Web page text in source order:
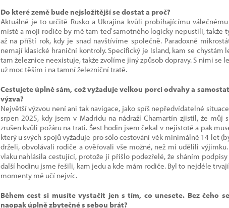
Do které země bude nejsložitější se dostat a proč?
Aktuálně je to určitě Rusko a Ukrajina kvůli probíhajícímu
místě a moji rodiče by mě tam teď samotného logicky nepustili, takže
až na příští rok, kdy je snad navštívíme společně. Paradoxně
nemají klasické hraniční kontroly. Specifický je Island, kam se chystám
tam železnice neexistuje, takže zvolíme jiný způsob dopravy. S nimi se
už moc těším i na tamní železniční tratě.
Cestujete úplně sám, což vyžaduje velkou porci odvahy a
výzva?
Největší výzvou není ani tak navigace, jako spíš nepředvídatelné
srpen 2025, kdy jsem v Madridu na nádraží Chamartín zjistil, že můj
zrušen kvůli požáru na trati. Šest hodin jsem čekal v nejistotě a pak
který u svých spojů vyžaduje pro sólo cestování věk minimálně 14 let
drželi, obvolávali rodiče a ověřovali vše možné, než mi udělili
vlaku nahlásila cestující, protože jí přišlo podezřelé, že sháním
další hodinu jsme řešili, kam jedu a kde mám rodiče. Byl to nejdéle
momenty mě učí nejvíc.
Během cest si musíte vystačit jen s tím, co unesete. Bez čeho
naopak úplně zbytečné s sebou brát?